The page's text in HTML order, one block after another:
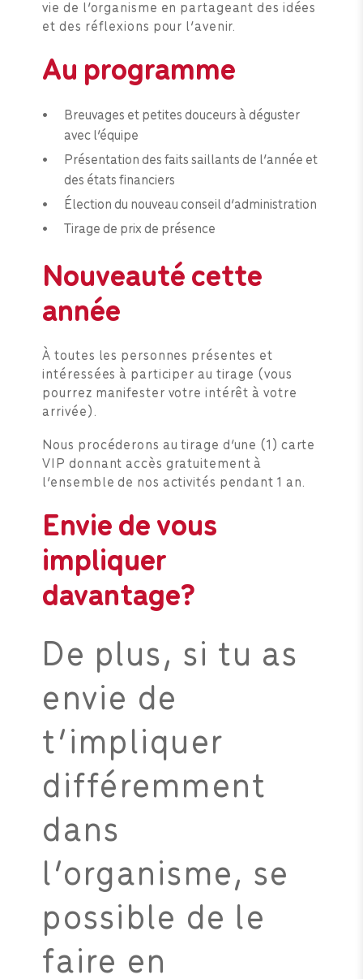
vie de l’organisme en partageant des idées
et des réflexions pour l’avenir.
Au programme
Breuvages et petites douceurs à déguster
avec l’équipe
Présentation des faits saillants de l’année et
des états financiers
Élection du nouveau conseil d’administration
Tirage de prix de présence
Nouveauté cette
année
À toutes les personnes présentes et
intéressées à participer au tirage (vous
pourrez manifester votre intérêt à votre
arrivée).
Nous procéderons au tirage d’une (1) carte
VIP donnant accès gratuitement à
l’ensemble de nos activités pendant 1 an.
Envie de vous
impliquer
davantage?
De plus, si tu as
envie de
t’impliquer
différemment
dans
l’organisme, se
possible de le
faire en